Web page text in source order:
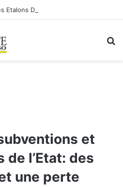
et
l’Etat: des
une perte